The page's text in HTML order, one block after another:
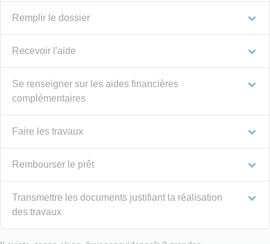
Remplir le dossier
Recevoir l'aide
Se renseigner sur les aides financières
complémentaires
Faire les travaux
Rembourser le prêt
Transmettre les documents justifiant la réalisation
des travaux